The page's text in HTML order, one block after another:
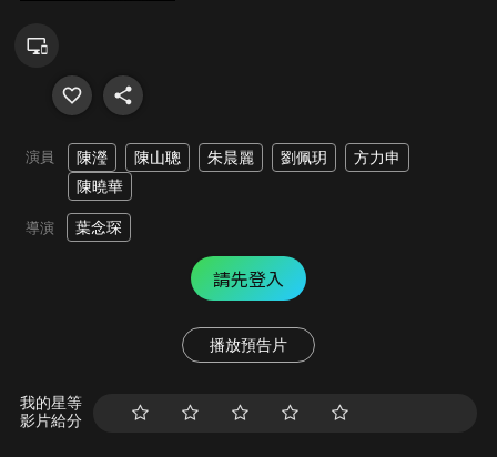
演員 陳瀅 陳山聰 朱晨麗 劉佩玥
方力申
陳曉華
導演 葉念琛
請先登入
播放預告片
我的星等
影片給分